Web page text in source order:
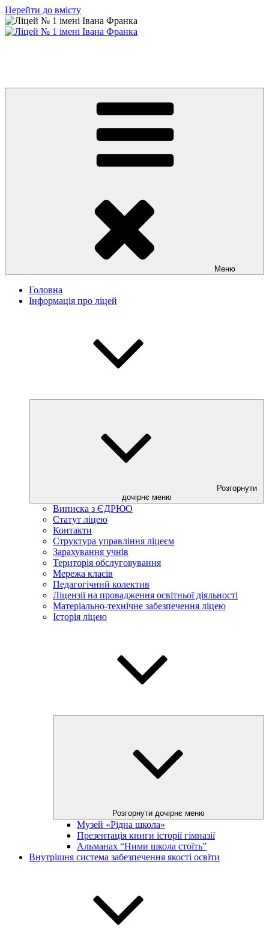
Перейти до вмісту
Меню
Головна
Інформація про ліцей
Розгорнути
дочірнє меню
Виписка з ЄДРЮО
Статут ліцею
Контакти
Структура управління ліцеєм
Зарахування учнів
Територія обслуговування
Мережа класів
Педагогічний колектив
Ліцензії на провадження освітньої діяльності
Матеріально-технічне забезпечення ліцею
Історія ліцею
Розгорнути дочірнє меню
Музей «Рідна школа»
Презентація книги історії гімназії
Альманах “Ними школа стоїть”
Внутрішня система забезпечення якості освіти